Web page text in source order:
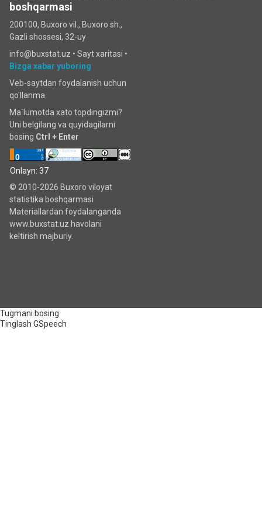
boshqarmasi
200100, Buxoro vil., Buxoro sh.,
Gazli shossesi, 32-uy
info@buxstat.uz • Sayt xaritasi •
Bizga xabar yuboring
Veb-saytdan foydalanish uchun
qo'llanma
Ma`lumotda xato topdingizmi?
Uni belgilang va quyidagilarni
bosing Ctrl + Enter
Onlayn: 37
© 2010-2026 Buxoro viloyat
statistika boshqarmasi
Materiallardan foydalanganda
www.buxstat.uz havolani
keltirish majburiy.
Tugmani bosing
Tinglash GSpeech